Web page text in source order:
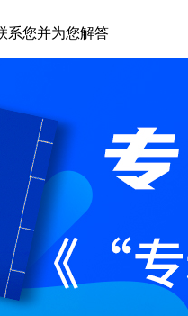
系您并为您解答